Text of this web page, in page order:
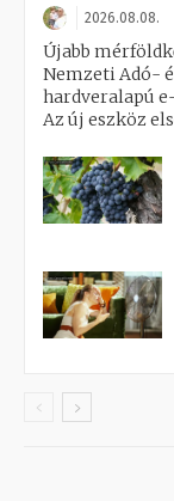
2026.08.08.
Újabb
Nemzeti Adó-
hardveralapú
Az új eszköz